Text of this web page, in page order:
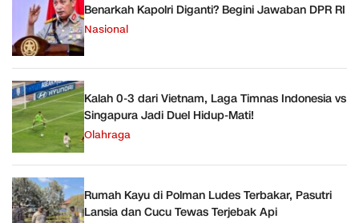
Benarkah Kapolri Diganti? Begini Jawaban DPR RI
Nasional
Kalah 0-3 dari Vietnam, Laga Timnas Indonesia vs
Singapura Jadi Duel Hidup-Mati!
Olahraga
Rumah Kayu di Polman Ludes Terbakar, Pasutri
Lansia dan Cucu Tewas Terjebak Api